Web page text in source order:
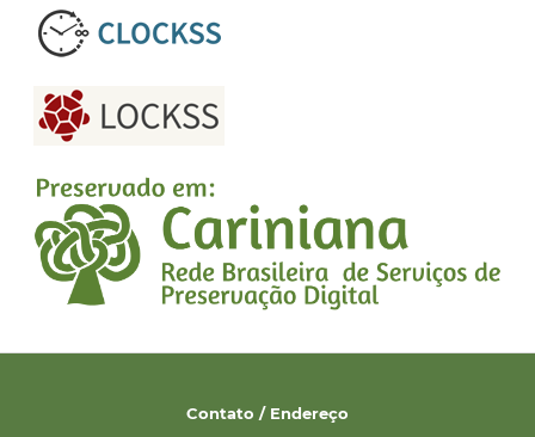
Contato / Endereço